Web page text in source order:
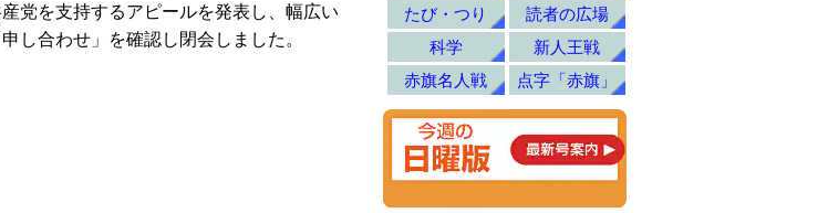
党を支持するアピールを発表し、幅広い
し合わせ」を確認し閉会しました。
たび・つり
読者の広場
科学
新人王戦
赤旗名人戦
点字「赤旗」